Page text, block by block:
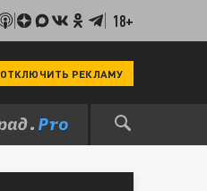
18+
ОТКЛЮЧИТЬ РЕКЛАМУ